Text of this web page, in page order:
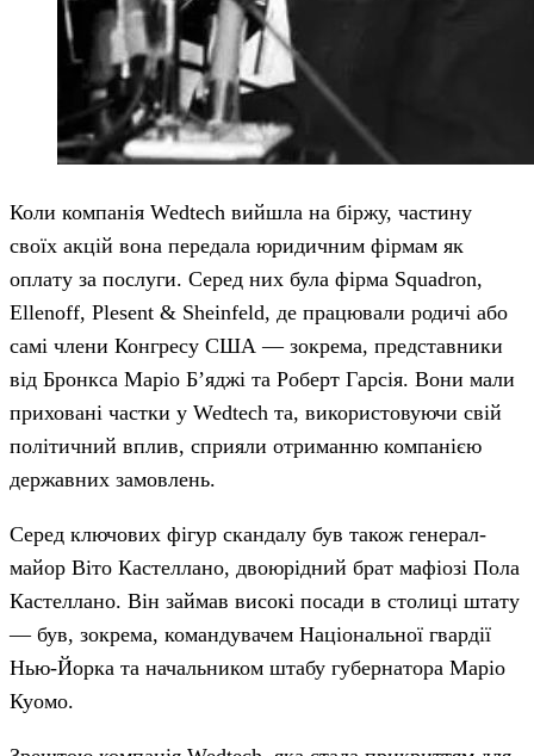
Коли компанія Wedtech вийшла на біржу, частину
своїх акцій вона передала юридичним фірмам як
оплату за послуги. Серед них була фірма Squadron,
Ellenoff, Plesent & Sheinfeld, де працювали родичі або
самі члени Конгресу США — зокрема, представники
від Бронкса Маріо Б’яджі та Роберт Гарсія. Вони мали
приховані частки у Wedtech та, використовуючи свій
політичний вплив, сприяли отриманню компанією
державних замовлень.
Серед ключових фігур скандалу був також генерал-
майор Віто Кастеллано, двоюрідний брат мафіозі Пола
Кастеллано. Він займав високі посади в столиці штату
— був, зокрема, командувачем Національної гвардії
Нью-Йорка та начальником штабу губернатора Маріо
Куомо.